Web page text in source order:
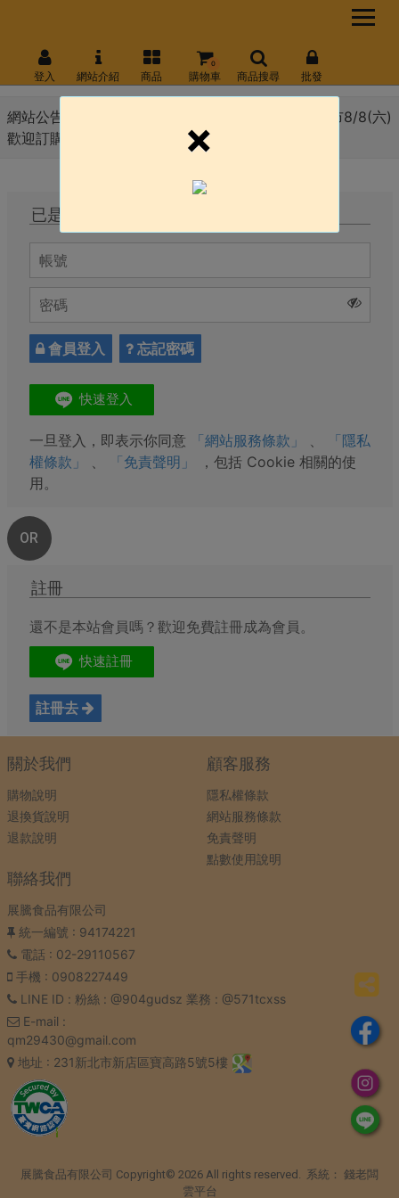
網站公告 :
8月份會員日 線上官網8/10(一) \ 永和門市8/8(六)
歡迎訂購!!!
登入 網站介紹 商品 購物車
0
商品搜尋 批發
已是會員，直接登入
會員登入 忘記密碼
一旦登入，即表示你同意 「網站服務條款」
「隱私
權條款」
「免責聲明」
，包括 Cookie 相關的使
用。
OR
註冊
還不是本站會員嗎？歡迎免費註冊成為會員。
註冊去
關於我們
購物說明
退換貨說明
退款說明
顧客服務
隱私權條款
網站服務條款
免責聲明
點數使用說明
聯絡我們
展騰食品有限公司
統一編號 : 94174221
電話: 02-29110567
手機 : 0908227449
LINE ID : 粉絲 : @904gudsz 業務 : @571tcxss
E-mail :
qm29430@gmail.com
地址 : 231新北市新店區寶高路5號5樓
展騰食品有限公司 Copyright© 2026 All rights reserved. 系統： 錢老闆
雲平台
×